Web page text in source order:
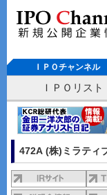
ＩＰＯチャンネル
ＩＰＯリスト
472A (株)ミラティ